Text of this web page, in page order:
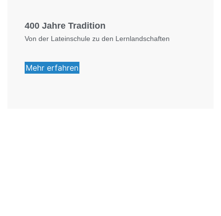
400 Jahre Tradition
Von der Lateinschule zu den Lernlandschaften
Mehr erfahren